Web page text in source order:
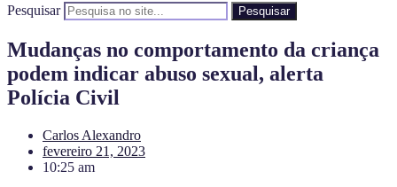
Pesquisar Pesquisar
Mudanças no comportamento da criança
podem indicar abuso sexual, alerta
Polícia Civil
Carlos Alexandro
fevereiro 21, 2023
10:25 am